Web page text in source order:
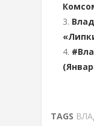
TAGS